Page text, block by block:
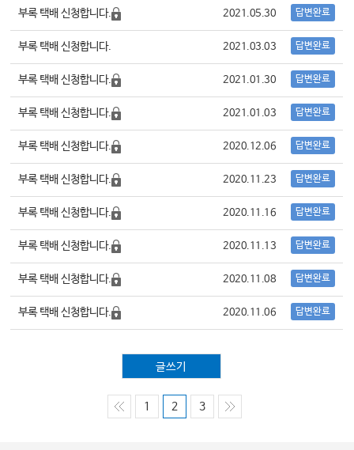
부록 택배 신청합니다. 2021.05.30 답변완료
부록 택배 신청합니다. 2021.03.03 답변완료
부록 택배 신청합니다. 2021.01.30 답변완료
부록 택배 신청합니다. 2021.01.03 답변완료
부록 택배 신청합니다. 2020.12.06 답변완료
부록 택배 신청합니다. 2020.11.23 답변완료
부록 택배 신청합니다. 2020.11.16 답변완료
부록 택배 신청합니다. 2020.11.13 답변완료
부록 택배 신청합니다. 2020.11.08 답변완료
부록 택배 신청합니다. 2020.11.06 답변완료
글쓰기
1 2 3